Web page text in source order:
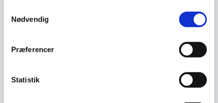
Nødvendig
Præferencer
Statistik
Arbejdsbord, salgsbord,
udekøkken med plads til
4.995,00
friVarmeresistent op til 230